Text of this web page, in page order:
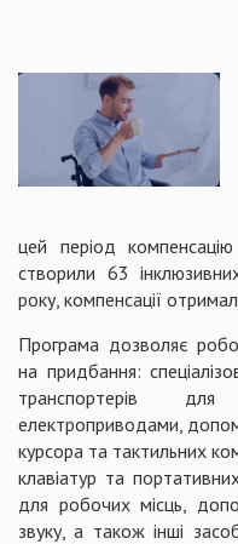
цей період
створили 63
року, компенсації
Програма дозволяє
на придбання:
транспортерів
електроприводами,
курсора та тактильних
клавіатур та
для робочих місць,
звуку, а також інші